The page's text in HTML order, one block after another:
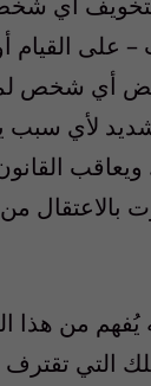
القيام أو
أي شخص
لأي
ويعاقب
من هذا
التي تقترف